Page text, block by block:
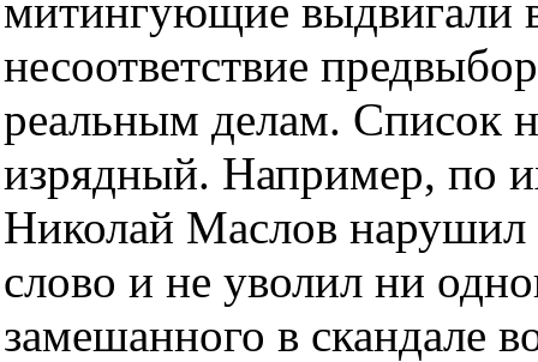
митингующие выдвигали
несоответствие
реальным делам. Список
изрядный. Например, по
Николай Маслов нарушил
слово и не уволил ни
замешанного в скандале